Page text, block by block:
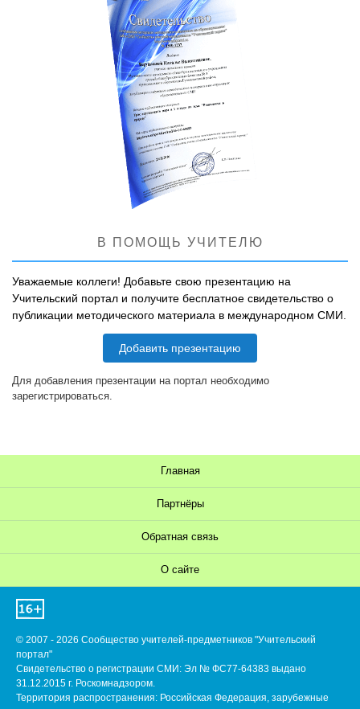
В ПОМОЩЬ УЧИТЕЛЮ
Уважаемые коллеги! Добавьте свою презентацию на
Учительский портал и получите бесплатное свидетельство о
публикации методического материала в международном СМИ.
Добавить презентацию
Для добавления презентации на портал необходимо
зарегистрироваться.
Главная
Партнёры
Обратная связь
О сайте
© 2007 - 2026 Сообщество учителей-предметников "Учительский
портал"
Свидетельство о регистрации СМИ: Эл № ФС77-64383 выдано
31.12.2015 г. Роскомнадзором.
Территория распространения: Российская Федерация, зарубежные